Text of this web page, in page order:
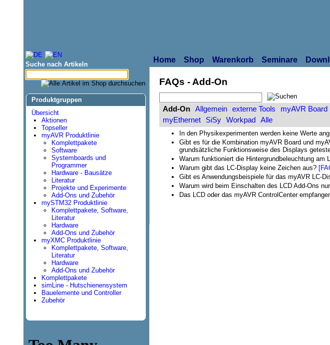
Suche nach Artikeln
Produktgruppen
Übersicht
Aktionen
Topseller
myAVR Produktlinie
Komplettpakete
Software
Systemboards und
Programmer
Hardware - Bausätze
Literatur
Projekte und Experimente
Add-Ons und Zubehör
mySTM32 Produktlinie
Komplettpakete, Software,
Literatur
Hardware
Add-Ons und Zubehör
myXMC Produktlinie
Komplettpakete, Software,
Literatur
Hardware
Add-Ons und Zubehör
Komplettpakete
simLine - Hutschienensystem
Bauelemente und Controller
Zubehör
Home Shop Warenkorb Seminare
FAQs - Add-On
Add-On Allgemein externe Tools myAVR Board
myEthernet
SiSy Workpad Alle
In den Physikexperimenten werden keine Werte
Gibt es für die Kombination myAVR Board und
grundsätzliche Funktionsweise des Displays
Warum funktioniert die Hintergrundbeleuchtung am
Warum gibt das LC-Display keine Zeichen aus?
Gibt es Anwendungsbeispiele für das myAVR LC-
Warum wird beim Einschalten des LCD Add-Ons
Das LCD oder das myAVR ControlCenter